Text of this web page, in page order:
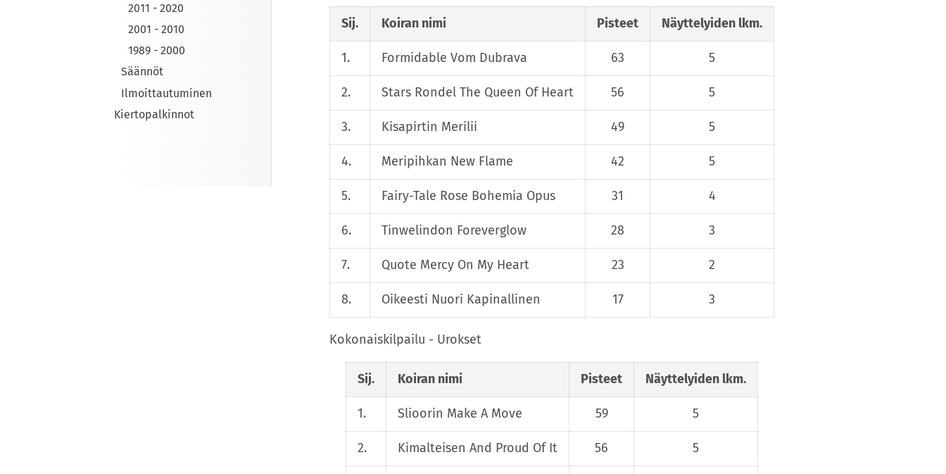
2011 - 2020
2001 - 2010
1989 - 2000
Säännöt
Ilmoittautuminen
Kiertopalkinnot
Sij. Koiran nimi Pisteet Näyttelyiden lkm.
1. Formidable Vom Dubrava 63 5
2. Stars Rondel The Queen Of Heart 56 5
3. Kisapirtin Merilii 49 5
4. Meripihkan New Flame 42 5
5. Fairy-Tale Rose Bohemia Opus 31 4
6. Tinwelindon Foreverglow 28 3
7. Quote Mercy On My Heart 23 2
8. Oikeesti Nuori Kapinallinen 17 3
Kokonaiskilpailu - Urokset
Sij. Koiran nimi Pisteet Näyttelyiden lkm.
1. Slioorin Make A Move 59 5
2. Kimalteisen And Proud Of It 56 5